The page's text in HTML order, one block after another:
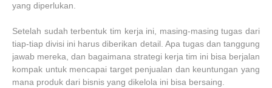
yang diperlukan.
Setelah sudah terbentuk tim kerja ini, masing-masing tugas dari
tiap-tiap divisi ini harus diberikan detail. Apa tugas dan tanggung
jawab mereka, dan bagaimana strategi kerja tim ini bisa berjalan
kompak untuk mencapai target penjualan dan keuntungan yang
mana produk dari bisnis yang dikelola ini bisa bersaing.